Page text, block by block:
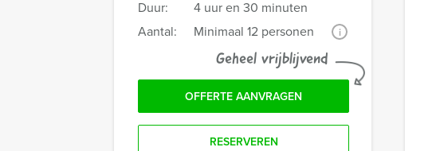
Duur:
4 uur en 30 minuten
Aantal:
Minimaal 12 personen i
Geheel vrijblijvend
OFFERTE AANVRAGEN
RESERVEREN